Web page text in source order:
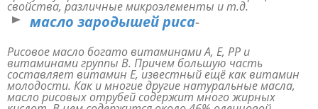
свойства, различные микроэлементы и т.д.
масло зародышей риса-
Рисовое масло богато витаминами А, Е, РР и
витаминами группы В. Причем большую часть
составляет витамин Е, известный ещё как витамин
молодости. Как и многие другие натуральные масла,
масло рисовых отрубей содержит много жирных